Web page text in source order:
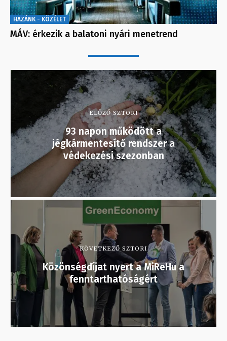
HAZÁNK - KÖZÉLET
MÁV: érkezik a balatoni nyári menetrend
ELŐZŐ SZTORI
93 napon működött a
jégkármentesítő rendszer a
védekezési szezonban
KÖVETKEZŐ SZTORI
Közönségdíjat nyert a MiReHu a
fenntarthatóságért